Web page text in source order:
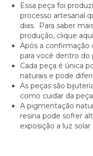
Essa peça foi
processo artesanal
dias. Para saber
produção, clique
Após a confirmação
para você dentro do
Cada peça é única
naturais e pode
As peças são
como cuidar da
A pigmentação
resina pode sofrer
exposição a luz